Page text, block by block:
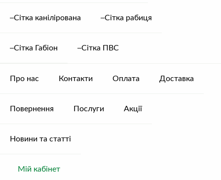
Сітка канілірована Сітка рабиця
Сітка Габіон Сітка ПВС
Про нас Контакти Оплата Доставка
Повернення Послуги Акції
Новини та статті
Мій кабінет
0,50
кількість
Додаткова інформація